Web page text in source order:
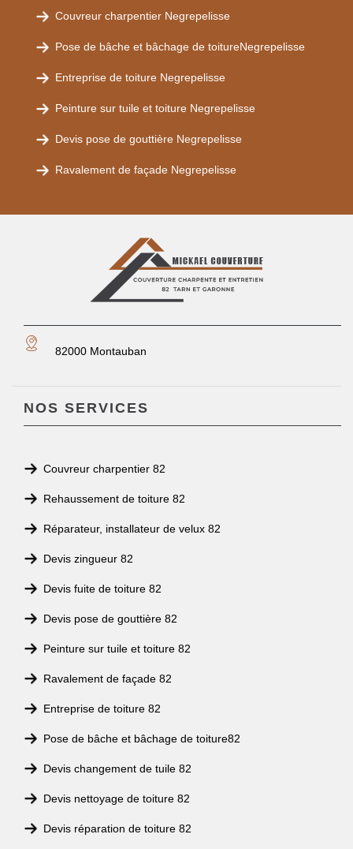
Couvreur charpentier Negrepelisse
Pose de bâche et bâchage de toitureNegrepelisse
Entreprise de toiture Negrepelisse
Peinture sur tuile et toiture Negrepelisse
Devis pose de gouttière Negrepelisse
Ravalement de façade Negrepelisse
82000 Montauban
NOS SERVICES
Couvreur charpentier 82
Rehaussement de toiture 82
Réparateur, installateur de velux 82
Devis zingueur 82
Devis fuite de toiture 82
Devis pose de gouttière 82
Peinture sur tuile et toiture 82
Ravalement de façade 82
Entreprise de toiture 82
Pose de bâche et bâchage de toiture82
Devis changement de tuile 82
Devis nettoyage de toiture 82
Devis réparation de toiture 82